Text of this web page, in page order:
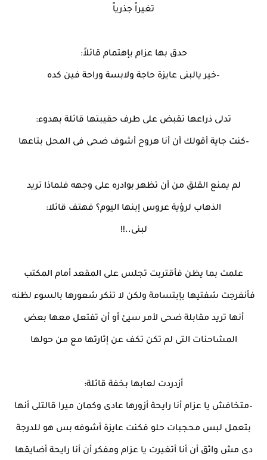
تغيراً جذرياً
حدق بها عزام بإهتمام قائلاً:
–خير يالبنى عايزة حاجة ولابسة وراحة فين كده
تدلى ذراعها تقبض على طرف حقيبتها قائلة بهدوء:
–كنت جاية أقولك أن أنا هروح أشوف ضحى فى المحل بتاعها
لم يمنع القلق من أن تظهر بوادره على وجهه فلماذا تريد
الذهاب لرؤية عروس إبنها اليوم؟ فهتف قائلا:
لبنى..!!
علمت بما يظن فأقتربت تجلس على المقعد أمام المكتب
فأنفرجت شفتيها بإبتسامة ولكن لا تنكر شعورها بالسوء لظنه
أنها تريد مقابلة ضحى لأمر سيئ أو أن تفتعل معها بعض
المشاحنات التى لم تكن تكف عن إثارتها مع من حولها
أزدردت لعابها بخفة قائلة:
–متخافش يا عزام أنا رايحة أزورها عادى وكمان ميرا قالتلى أنها
بتعمل لبس محجبات حلو فكنت عايزة أشوفه بس هو للدرجة
دى مش واثق أن أنا أتغيرت يا عزام ومفكر أن أنا رايحة أضايقها